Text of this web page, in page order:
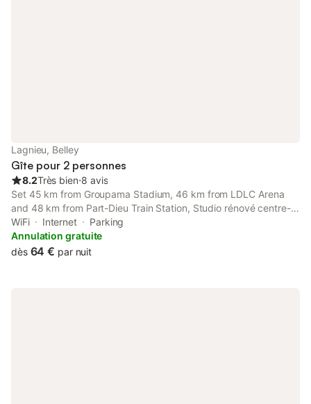
Lagnieu, Belley
Gîte pour 2 personnes
8.2Très bien⋅8 avis
Set 45 km from Groupama Stadium, 46 km from LDLC Arena
and 48 km from Part-Dieu Train Station, Studio rénové centre-
ville de Lagnieu / WIFI offers accommodation located in
Lagnieu. The property is non-smoking and is situated 39 km
from Ainterexpo.
WiFi Internet
Parking
Annulation gratuite
dès 64 € par nuit